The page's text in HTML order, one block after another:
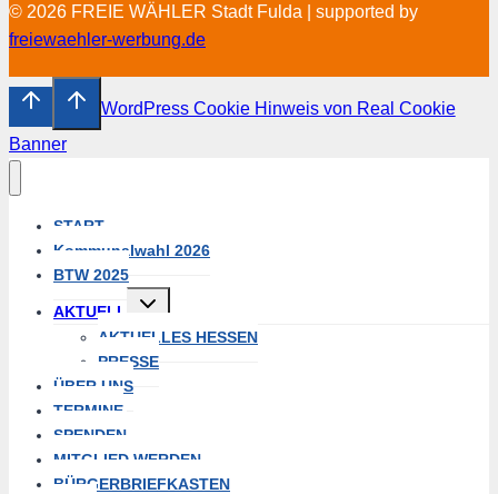
© 2026 FREIE WÄHLER Stadt Fulda | supported by
freiewaehler-werbung.de
WordPress Cookie Hinweis von Real Cookie
Banner
START
Kommunalwahl 2026
BTW 2025
AKTUELL
Untermenü
umschalten
AKTUELLES HESSEN
PRESSE
ÜBER UNS
TERMINE
SPENDEN
MITGLIED WERDEN
BÜRGERBRIEFKASTEN